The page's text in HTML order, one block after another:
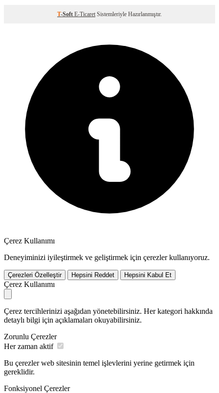
T-Soft E-Ticaret Sistemleriyle Hazırlanmıştır.
Çerez Kullanımı
Deneyiminizi iyileştirmek ve geliştirmek için çerezler kullanıyoruz.
Çerezleri Özelleştir Hepsini Reddet Hepsini Kabul Et
Çerez Kullanımı
Çerez tercihlerinizi aşağıdan yönetebilirsiniz. Her kategori hakkında
detaylı bilgi için açıklamaları okuyabilirsiniz.
Zorunlu Çerezler
Her zaman aktif
Bu çerezler web sitesinin temel işlevlerini yerine getirmek için
gereklidir.
Fonksiyonel Çerezler